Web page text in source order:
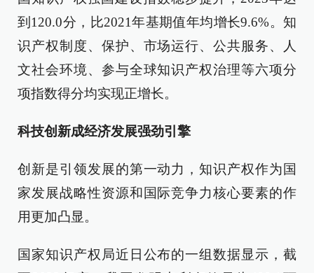
到120.0分，比2021年基期值年均增长9.6%。知
识产权制度、保护、市场运行、公共服务、人
文社会环境、参与全球知识产权治理等六项分
项指数得分均实现正增长。
科技创新成经济发展强劲引擎
创新是引领发展的第一动力，知识产权作为国
家发展战略性资源和国际竞争力核心要素的作
用更加凸显。
国家知识产权局近日公布的一组数据显示，截